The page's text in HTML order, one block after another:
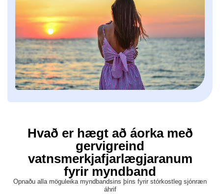
Hvað er hægt að áorka með
gervigreind
vatnsmerkjafjarlægjaranum
fyrir myndband
Opnaðu alla möguleika myndbandsins þíns fyrir stórkostleg sjónræn
áhrif